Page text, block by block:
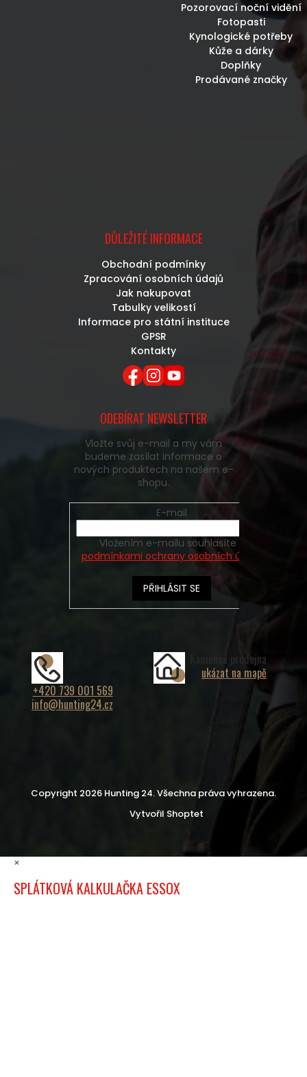
Pozorovací noční vidění
Fotopasti
Kynologické potřeby
Kůže a dárky
Doplňky
Prodávané značky
DŮLEŽITÉ INFORMACE
Obchodní podmínky
Zpracování osobních údajů
Jak nakupovat
Tabulky velikostí
Informace pro státní instituce
GPSR
Kontakty
ODEBÍRAT NEWSLETTER
Vložte svůj e-mail a my vám
budeme zasílat informace o
nových produktech na našem e-
shopu.
E-mail
podmínkami ochrany osobních údajů
PŘIHLÁSIT SE
+420 739 001 569
info@hunting24.cz
Kamenná prodejna
ukázat na mapě
Vytvořil Shoptet
Copyright 2026 Hunting 24. Všechna práva vyhrazena.
×
SPLÁTKOVÁ KALKULAČKA ESSOX